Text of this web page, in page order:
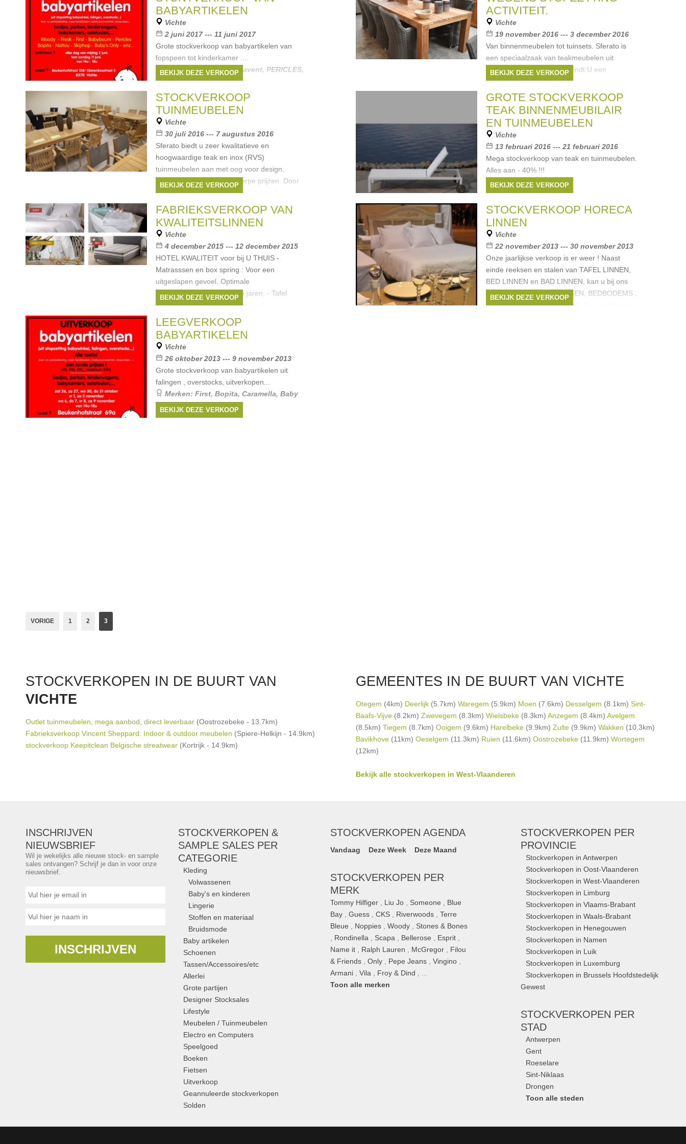
BABYARTIKELEN
Vichte
2 juni 2017 --- 11 juni 2017
Grote stockverkoop van babyartikelen van
fopspeen tot kinderkamer ....
Merken:First,Woody, avent, PERICLES,
tiny love, ...
BEKIJK DEZE VERKOOP
ACTIVITEIT.
Vichte
19 november 2016 --- 3 december 2016
Van binnenmeubelen tot tuinsets. Sferato is
een speciaalzaak van teakmeubelen uit
Indonesië. In onze winkel vindt U een
uitgebreid gamma aan: tuinmeubelen,
binnenmeubelen, decoratie en houtmanden.
Nu
BEKIJK DEZE VERKOOP
STOCKVERKOOP
TUINMEUBELEN
Vichte
30 juli 2016 --- 7 augustus 2016
Sferato biedt u zeer kwalitatieve en
hoogwaardige teak en inox (RVS)
tuinmeubelen aan met oog voor design,
afwerking en aan zeer scherpe prijzen. Door
zijn rechtstreekse import uit Indonesië,
Vietnam
BEKIJK DEZE VERKOOP
GROTE STOCKVERKOOP
TEAK BINNENMEUBILAIR
EN TUINMEUBELEN
Vichte
13 februari 2016 --- 21 februari 2016
Mega stockverkoop van teak en tuinmeubelen.
Alles aan - 40% !!!
BEKIJK DEZE VERKOOP
FABRIEKSVERKOOP VAN
KWALITEITSLINNEN
Vichte
4 december 2015 --- 12 december 2015
HOTEL KWALITEIT voor bij U THUIS -
Matrasssen en box spring : Voor een
uitgeslapen gevoel. Optimale
rugondersteuning voor vele jaren. - Tafel
linnen: perfect passend tafelkleed,
BEKIJK DEZE VERKOOP
STOCKVERKOOP HORECA
LINNEN
Vichte
22 november 2013 --- 30 november 2013
Onze jaarlijkse verkoop is er weer ! Naast
einde reeksen en stalen van TAFEL LINNEN,
BED LINNEN en BAD LINNEN, kan u bij ons
ook terecht voor MATRASSEN, BEDBODEMS ,
DONSDEKENS en KUSSENS. Van producent
BEKIJK DEZE VERKOOP
LEEGVERKOOP
BABYARTIKELEN
Vichte
26 oktober 2013 --- 9 november 2013
Grote stockverkoop van babyartikelen uit
falingen , overstocks, uitverkopen...
Merken: First, Bopita, Caramella, Baby
Boum,Trixie, ...
BEKIJK DEZE VERKOOP
VORIGE 1 2 3
STOCKVERKOPEN IN DE BUURT VAN
VICHTE
Outlet tuinmeubelen, mega aanbod, direct leverbaar (Oostrozebeke - 13.7km)
Fabrieksverkoop Vincent Sheppard: Indoor & outdoor meubelen (Spiere-Helkijn - 14.9km)
stockverkoop Keepitclean Belgische streatwear (Kortrijk - 14.9km)
GEMEENTES IN DE BUURT VAN VICHTE
Otegem (4km) Deerlijk(5.7km) Waregem (5.9km) Moen (7.6km) Desselgem (8.1km) Sint-
Baafs-Vijve(8.2km) Zwevegem (8.3km) Wielsbeke(8.3km) Anzegem (8.4km) Avelgem
(8.5km) Tiegem (8.7km) Ooigem (9.6km) Harelbeke(9.9km) Zulte(9.9km) Wakken (10.3km)
Bavikhove(11km) Oeselgem (11.3km) Ruien (11.6km) Oostrozebeke(11.9km) Wortegem
(12km)
Bekijk alle stockverkopen in West-Vlaanderen
INSCHRIJVEN
NIEUWSBRIEF
Wil je wekelijks alle nieuwe stock- en sample
sales ontvangen? Schrijf je dan in voor onze
nieuwsbrief.
INSCHRIJVEN
STOCKVERKOPEN &
SAMPLE SALES PER
CATEGORIE
Kleding
Volwassenen
Baby's en kinderen
Lingerie
Stoffen en materiaal
Bruidsmode
Baby artikelen
Schoenen
Tassen/Accessoires/etc
Allerlei
Grote partijen
Designer Stocksales
Lifestyle
Meubelen / Tuinmeubelen
Electro en Computers
Speelgoed
Boeken
Fietsen
Uitverkoop
Geannuleerde stockverkopen
Solden
STOCKVERKOPEN AGENDA
Vandaag Deze Week Deze Maand
STOCKVERKOPEN PER
MERK
Tommy Hilfiger Liu Jo Someone
Blue
Bay ,Guess ,CKS Riverwoods ,Terre
Bleue
Noppies ,Woody
Stones & Bones
Rondinella Scapa Bellerose Esprit
Name it
Ralph Lauren McGregor
Filou
& Friends ,Only Pepe Jeans ,Vingino
Armani ,Vila Froy & Dind
Toon alle merken
STOCKVERKOPEN PER
PROVINCIE
Stockverkopen in Antwerpen
Stockverkopen in Oost-Vlaanderen
Stockverkopen in West-Vlaanderen
Stockverkopen in Limburg
Stockverkopen in Vlaams-Brabant
Stockverkopen in Waals-Brabant
Stockverkopen in Henegouwen
Stockverkopen in Namen
Stockverkopen in Luik
Stockverkopen in Luxemburg
Stockverkopen in Brussels Hoofdstedelijk
Gewest
STOCKVERKOPEN PER
STAD
Antwerpen
Gent
Roeselare
Sint-Niklaas
Drongen
Toon alle steden